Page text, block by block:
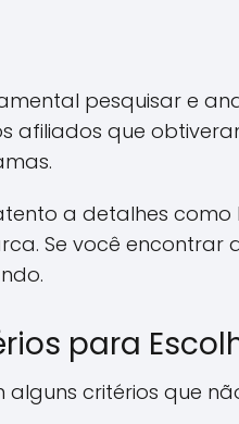
pesquisar e
afiliados que
a detalhes
Se você encontrar
para
alguns critérios que